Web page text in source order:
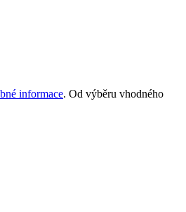
informace. Od výběru vhodného